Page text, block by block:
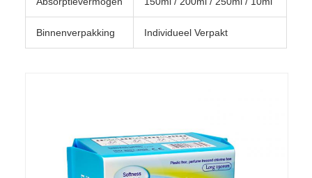
Binnenverpakking Individueel Verpakt